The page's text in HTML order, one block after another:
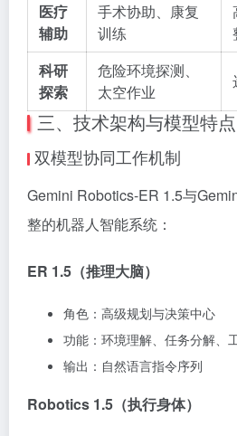
医疗
辅助
手术协助、康复
训练
科研
探索
危险环境探测、
太空作业
三、技术架构与模型特点
双模型协同工作机制
Gemini Robotics-ER 1.5与
整的机器人智能系统：
ER 1.5（推理大脑）
角色：高级规划与决策中心
功能：环境理解、任务分解、
输出：自然语言指令序列
Robotics 1.5（执行身体）